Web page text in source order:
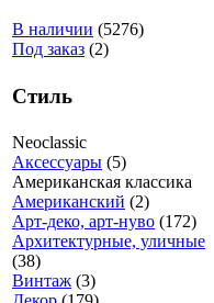
В наличии (5276)
Под заказ (2)
Стиль
Neoclassic
Аксессуары (5)
Американская классика
Американский (2)
Арт-деко, арт-нуво (172)
Архитектурные, уличные
(38)
Винтаж (3)